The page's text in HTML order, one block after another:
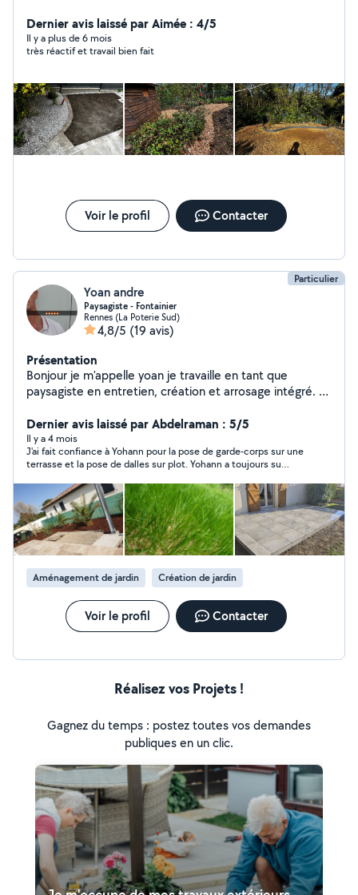
Gazon Pavage / dallage Terrasses Murets Pose de palis
Clôtures Cour et allée gravillonnée Me contacter pour
plus de renseignements Conception : Plan 2D Plan 3D
d'informations
Dernier avis laissé par Aimée : 4/5
Il y a plus de 6 mois
très réactif et travail bien fait
Voir le profil Contacter
Particulier
Yoan andre
Paysagiste - Fontainier
Rennes (La Poterie Sud)
4,8/5 (19 avis)
Présentation
Bonjour je m'appelle yoan je travaille en tant que
paysagiste en entretien, création et arrosage intégré. Je
Dernier avis laissé par Abdelraman : 5/5
Il y a 4 mois
J'ai fait confiance à Yohann pour la pose de garde-corps sur une
terrasse et la pose de dalles sur plot. Yohann a toujours su
par exemple des garde-corps d'une qualité très moyenne pour
lesquels il a fait tout son possible pour obtenir le meilleur
résultat. Excellent travail, super pro, ponctuel. Un paysagiste à
recommander sans le moindre doute
Aménagement de jardin Création de jardin
Voir le profil Contacter
Réalisez vos Projets !
Gagnez du temps : postez toutes vos demandes
publiques en un clic.